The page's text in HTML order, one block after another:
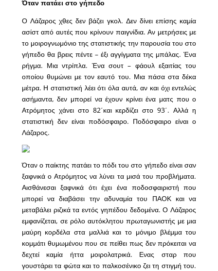
Όταν πατάει στο γήπεδο
Ο Λάζαρος χθες δεν βάζει γκολ. Δεν δίνει επίσης καμία
ασίστ από αυτές που κρίνουν παιγνίδια. Αν μετρήσεις με
το μοιρογνωμόνιο της στατιστικής την παρουσία του στο
γήπεδο θα βρεις πέντε – έξι αγγίγματα της μπάλας. Ένα
ρήγμα. Μια ντρίπλα. Ένα σουτ – φάουλ εξαιτίας του
οποίου θυμώνει με τον εαυτό του. Μια πάσα στα δέκα
μέτρα. Η στατιστική λέει ότι όλα αυτά, αν και όχι εντελώς
ασήμαντα, δεν μπορεί να έχουν κρίνει ένα ματς που ο
Ατρόμητος χάνει στο 82΄και κερδίζει στο 93΄. Αλλά η
στατιστική δεν είναι ποδόσφαιρο. Ποδόσφαιρο είναι ο
Λάζαρος.
Όταν ο παίκτης πατάει το πόδι του στο γήπεδο είναι σαν
ξαφνικά ο Ατρόμητος να λύνει τα μισά του προβλήματα.
Αισθάνεσαι ξαφνικά ότι έχει ένα ποδοσφαιριστή που
μπορεί να διαβάσει την αδυναμία του ΠΑΟΚ και να
μεταβάλει ριζικά τα εντός γηπέδου δεδομένα. Ο Λάζαρος
εμφανίζεται, σε ρόλο αυτόκλητου πρωταγωνιστής με μια
μαύρη κορδέλα στα μαλλιά και το μόνιμο βλέμμα του
κομμάτι θυμωμένου που σε πείθει πως δεν πρόκειται να
δεχτεί καμία ήττα μοιρολατρικά. Ενας σταρ που
γουστάρει τα φώτα και το παλκοσένικο ζει τη στιγμή του.